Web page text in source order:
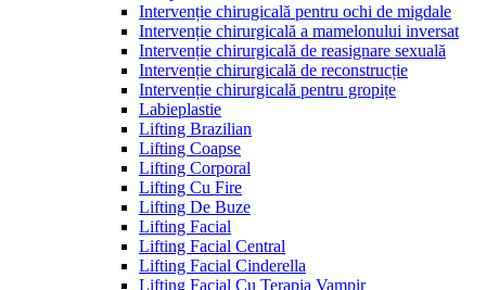
Intervenție chirugicală pentru ochi de migdale
Intervenție chirurgicală a mamelonului inversat
Intervenție chirurgicală de reasignare sexuală
Intervenție chirurgicală de reconstrucție
Intervenție chirurgicală pentru gropițe
Labieplastie
Lifting Brazilian
Lifting Coapse
Lifting Corporal
Lifting Cu Fire
Lifting De Buze
Lifting Facial
Lifting Facial Central
Lifting Facial Cinderella
Lifting Facial Cu Terapia Vampir